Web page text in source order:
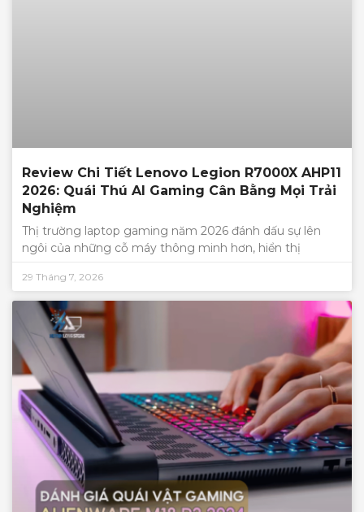
Review Chi Tiết Lenovo Legion R7000X AHP11
2026: Quái Thú AI Gaming Cân Bằng Mọi Trải
Nghiệm
Thị trường laptop gaming năm 2026 đánh dấu sự lên
ngôi của những cỗ máy thông minh hơn, hiển thị
29 Tháng 7, 2026